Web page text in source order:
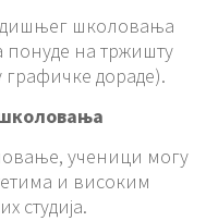
школовања
понуде на тржишту
графичке дораде).
ученици могу
и високим
студија.